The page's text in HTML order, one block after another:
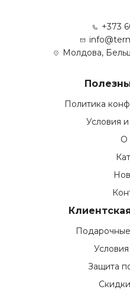
+373
Молдова,
Политика
Условия
О
Защита